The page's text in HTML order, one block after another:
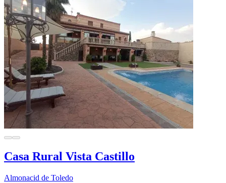
Casa Rural Vista Castillo
Almonacid de Toledo